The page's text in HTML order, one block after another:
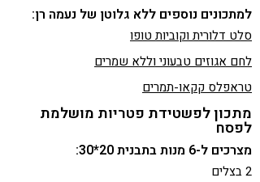
למתכונים נוספים ללא גלוטן של נעמה רן:
סלט דלורית וקוביות טופו
לחם אגוזים טבעוני וללא שמרים
טראפלס קקאו-תמרים
מתכון לפשטידת פטריות מושלמת
לפסח
מצרכים ל-6 מנות בתבנית 20*30:
2 בצלים